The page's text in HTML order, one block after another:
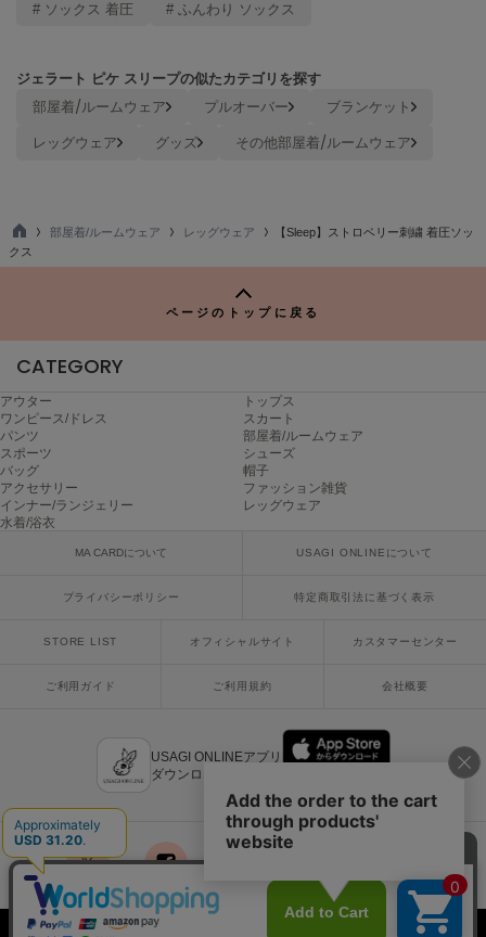
オン
オニツカ タイガー
ORR
オル
PATRICK
パトリック
Philly chocolate
フィリーチョコレート
poláura
ポローラ
PUMA
リーボック
SESAME STREET MARKET
セサミストリートマーケット
SHAKA
シャカ
# ソックス 着圧 # ふんわり ソックス
ジェラート ピケ スリープの似たカテゴリを探す
部屋着/ルームウェア プルオーバー
ブランケット
レッグウェア
グッズ その他部屋着/ルームウェア
TO
P
部屋着/ルームウェア レッグウェア
【Sleep】ストロベリー刺繍 着圧ソッ
クス
ページのトップに戻る
CATEGORY
アウター
トップス
ワンピース/ドレス
スカート
パンツ
部屋着/ルームウェア
スポーツ
シューズ
バッグ
帽子
アクセサリー
ファッション雑貨
インナー/ランジェリー
レッグウェア
水着/浴衣
MA CARDについて USAGI ONLINEについて
プライバシーポリシー 特定商取引法に基づく表示
STORE LIST オフィシャルサイト カスタマーセンター
ご利用ガイド ご利用規約 会社概要
USAGI ONLINEアプリ
ダウンロードはこちら
x facebook LINE mail
Copyright © 2018 Usagi Online Co.,Ltd. All Rights Reserved.